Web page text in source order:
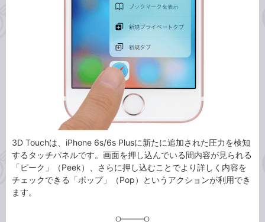
3D Touchは、iPhone 6s/6s Plusに新たに追加された圧力を検知
するタッチパネルです。画面を押し込んでいる間内容が見られる
「ピーク」（Peek）、さらに押し込むことでより詳しく内容を
チェックできる「ポップ」（Pop）というアクションが利用でき
ます。